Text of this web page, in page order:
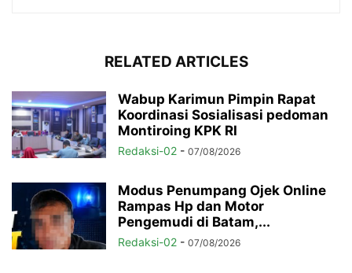
RELATED ARTICLES
Wabup Karimun Pimpin Rapat
Koordinasi Sosialisasi pedoman
Montiroing KPK RI
Redaksi-02 - 07/08/2026
Modus Penumpang Ojek Online
Rampas Hp dan Motor
Pengemudi di Batam,...
Redaksi-02 - 07/08/2026